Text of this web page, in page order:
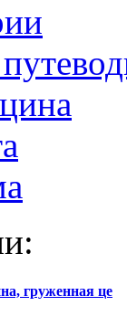
груженная це